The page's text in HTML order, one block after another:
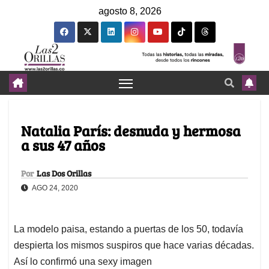
agosto 8, 2026
Natalia París: desnuda y hermosa
a sus 47 años
Por Las Dos Orillas
AGO 24, 2020
La modelo paisa, estando a puertas de los 50, todavía
despierta los mismos suspiros que hace varias décadas.
Así lo confirmó una sexy imagen